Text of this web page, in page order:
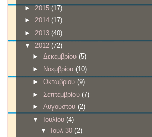
►2015(17)
► 2014 (17)
► 2013 (40)
▼ 2012 (72)
► Δεκεμβρίου (5)
►
Νοεμβρίου (10)
► Οκτωβρίου (9)
► Σεπτεμβρίου (7)
► Αυγούστου (2)
▼
Ιουλίου (4)
▼ Ιουλ 30(2)